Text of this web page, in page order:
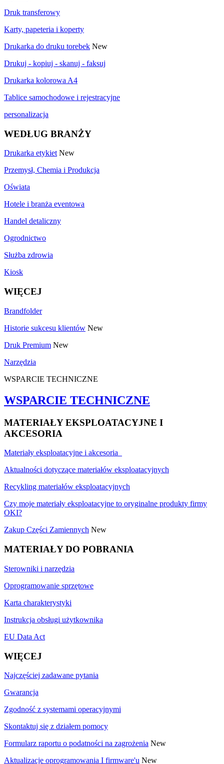
Druk transferowy
Karty, papeteria i koperty
Drukarka do druku torebek New
Drukuj - kopiuj - skanuj - faksuj
Drukarka kolorowa A4
Tablice samochodowe i rejestracyjne
personalizacja
WEDŁUG BRANŻY
Drukarka etykiet New
Przemysł, Chemia i Produkcja
Oświata
Hotele i branża eventowa
Handel detaliczny
Ogrodnictwo
Służba zdrowia
Kiosk
WIĘCEJ
Brandfolder
Historie sukcesu klientów New
Druk Premium New
Narzędzia
WSPARCIE TECHNICZNE
WSPARCIE TECHNICZNE
MATERIAŁY EKSPLOATACYJNE I
AKCESORIA
Materiały eksploatacyjne i akcesoria
Aktualności dotyczące materiałów eksploatacyjnych
Recykling materiałów eksploatacyjnych
Czy moje materiały eksploatacyjne to oryginalne produkty firmy
OKI?
Zakup Części Zamiennych New
MATERIAŁY DO POBRANIA
Sterowniki i narzędzia
Oprogramowanie sprzętowe
Karta charakterystyki
Instrukcja obsługi użytkownika
EU Data Act
WIĘCEJ
Najczęściej zadawane pytania
Gwarancja
Zgodność z systemami operacyjnymi
Skontaktuj się z działem pomocy
Formularz raportu o podatności na zagrożenia New
Aktualizacje oprogramowania I firmware'u New